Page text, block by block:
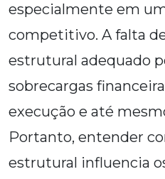
especialmente em
competitivo. A falta
estrutural adequado
sobrecargas
execução e até
Portanto, entender
estrutural influencia